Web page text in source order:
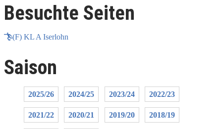
Besuchte Seiten
(F) KL A Iserlohn
Saison
2025/26 2024/25 2023/24 2022/23
2021/22 2020/21 2019/20 2018/19